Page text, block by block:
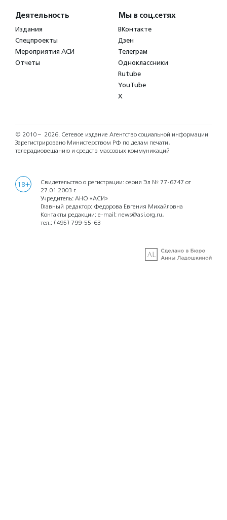
Деятельность
Издания
Спецпроекты
Мероприятия АСИ
Отчеты
Мы в соц.сетях
ВКонтакте
Дзен
Телеграм
Одноклассники
Rutube
YouTube
X
© 2010 – 2026. Сетевое издание Агентство социальной информации
Зарегистрировано Министерством РФ по делам печати,
телерадиовещанию и средств массовых коммуникаций
18+
Свидетельство о регистрации: серия Эл № 77-6747 от
27.01.2003 г.
Учредитель: АНО «АСИ»
Главный редактор: Федорова Евгения Михайловна
Контакты редакции: e-mail: news@asi.org.ru,
тел.: (495) 799-55-63